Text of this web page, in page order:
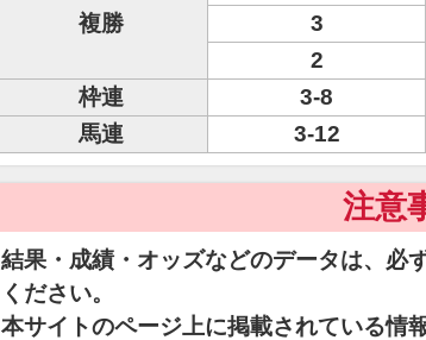
複勝
3
2
枠連
3-8
馬連
3-12
注意
結果・成績・オッズなどのデータは、必
ください。
本サイトのページ上に掲載されている情